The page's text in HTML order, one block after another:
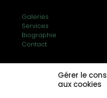
Gérer le
aux cookies
Galeries
Services
Biographie
Contact